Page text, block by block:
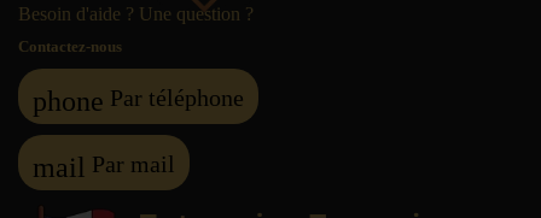
Besoin d'aide ? Une question ?
Contactez-nous
phone Par téléphone
mail Par mail